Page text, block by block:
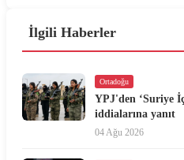
İlgili Haberler
Ortadoğu
YPJ'den ‘Suriye
iddialarına yanıt
04 Ağu 2026